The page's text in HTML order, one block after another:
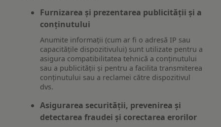
Furnizarea și prezentarea publicității și a
conținutului
Anumite informații (cum ar fi o adresă IP sau
capacitățile dispozitivului) sunt utilizate pentru a
asigura compatibilitatea tehnică a conținutului
sau a publicității și pentru a facilita transmiterea
conținutului sau a reclamei către dispozitivul
dvs.
Asigurarea securității, prevenirea și
detectarea fraudei și corectarea erorilor